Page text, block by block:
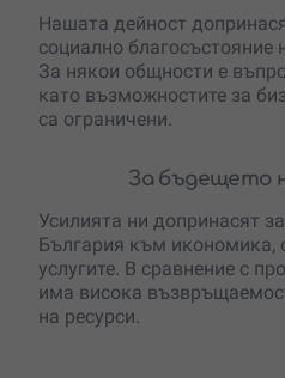
Нашата дейност
социално благосъстояние
За някои общности е
като възможностите за
са ограничени.
За бъдещето
Усилията ни допринасят
България към икономика,
услугите. В сравнение с
има висока
на ресурси.